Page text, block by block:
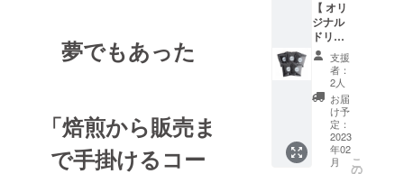
夢でもあった
「焙煎から販売ま
で手掛けるコー
ルス
テッ
チ」や
毛羽立
ちを抑
える
「コー
マ糸」
を採用
したハ
イグ
ラック
or ホワ
イトで
選択で
きま
す。 ロ
ングス
リーブT
シャツ
は、な
めらか
な肌ざ
roaster
s）でご
使用可
能な
￥5000
分の商
品券に
なりま
す。
※この商
品券の
お取り
【 オリ
ジナル
ドリッ
プバッ
ク50個
でもか
なり人
気な
empire
brend
のド
支援
者：
2人
お届
け予
定：
2023
年02
月
こ
の